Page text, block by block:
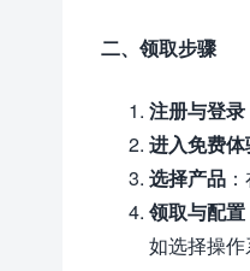
二、领取步骤
注册与登录
进入免费
选择产品
领取与配置
如选择操作